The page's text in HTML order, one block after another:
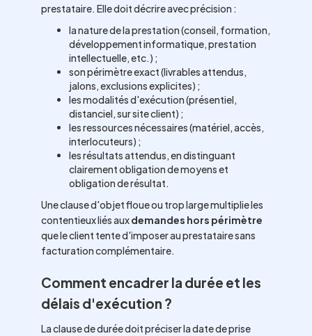
prestataire. Elle doit décrire avec précision :
la nature de la prestation (conseil, formation,
développement informatique, prestation
intellectuelle, etc.) ;
son périmètre exact (livrables attendus,
jalons, exclusions explicites) ;
les modalités d'exécution (présentiel,
distanciel, sur site client) ;
les ressources nécessaires (matériel, accès,
interlocuteurs) ;
les résultats attendus, en distinguant
clairement obligation de moyens et
obligation de résultat.
Une clause d'objet floue ou trop large multiplie les
contentieux liés auxdemandes hors périmètre
que le client tente d'imposer au prestataire sans
facturation complémentaire.
Comment encadrer la durée et les
délais d'exécution ?
La clause de durée doit préciser la date de prise